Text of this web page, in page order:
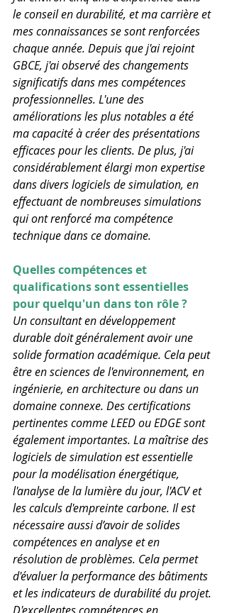
le conseil en durabilité, et ma carrière et
mes connaissances se sont renforcées
chaque année. Depuis que j'ai rejoint
GBCE, j'ai observé des changements
significatifs dans mes compétences
professionnelles. L'une des
améliorations les plus notables a été
ma capacité à créer des présentations
efficaces pour les clients. De plus, j'ai
considérablement élargi mon expertise
dans divers logiciels de simulation, en
effectuant de nombreuses simulations
qui ont renforcé ma compétence
technique dans ce domaine.
Quelles compétences et
qualifications sont essentielles
pour quelqu'un dans ton rôle ?
Un consultant en développement
durable doit généralement avoir une
solide formation académique. Cela peut
être en sciences de l'environnement, en
ingénierie, en architecture ou dans un
domaine connexe. Des certifications
pertinentes comme LEED ou EDGE sont
également importantes. La maîtrise des
logiciels de simulation est essentielle
pour la modélisation énergétique,
l'analyse de la lumière du jour, l'ACV et
les calculs d'empreinte carbone. Il est
nécessaire aussi d’avoir de solides
compétences en analyse et en
résolution de problèmes. Cela permet
d'évaluer la performance des bâtiments
et les indicateurs de durabilité du projet.